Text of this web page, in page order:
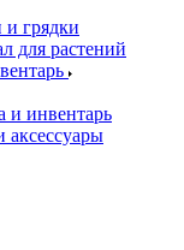
грядки
для растений
и инвентарь